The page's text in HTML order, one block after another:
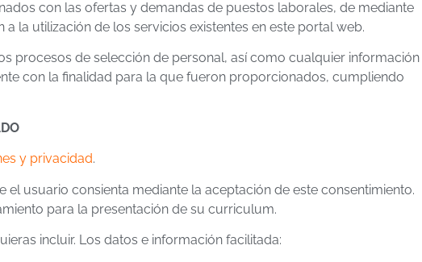
con las ofertas y demandas de puestos laborales, de mediante
la utilización de los servicios existentes en este portal web.
procesos de selección de personal, así como cualquier información
con la finalidad para la que fueron proporcionados, cumpliendo
y privacidad.
usuario consienta mediante la aceptación de este consentimiento.
para la presentación de su curriculum.
incluir. Los datos e información facilitada: